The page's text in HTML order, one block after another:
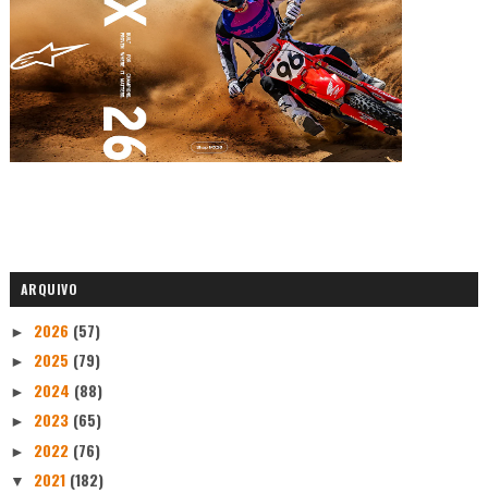
ARQUIVO
► 2026 (57)
► 2025 (79)
► 2024 (88)
► 2023 (65)
► 2022 (76)
▼ 2021 (182)